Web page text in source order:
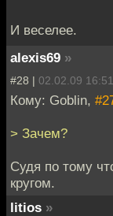
И веселее.
alexis69 »
#28 | 02.02.09 16:51
Кому: Goblin,
> Зачем?
Судя по тому
кругом.
litios »